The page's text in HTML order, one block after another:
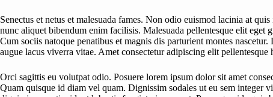
Senectus et netus et malesuada fames. Non odio euismod lacinia at
nunc aliquet bibendum enim facilisis. Malesuada pellentesque elit
Cum sociis natoque penatibus et magnis dis parturient montes
augue lacus viverra vitae. Amet consectetur adipiscing elit
Orci sagittis eu volutpat odio. Posuere lorem ipsum dolor sit amet
Quam quisque id diam vel quam. Dignissim sodales ut eu sem integer